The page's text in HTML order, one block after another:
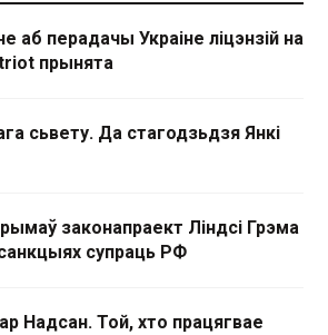
аб перадачы Украіне ліцэнзій на
прынята
сьвету. Да стагодзьдзя Янкі
законапраект Ліндсі Грэма
супраць РФ
Надсан. Той, хто працягвае